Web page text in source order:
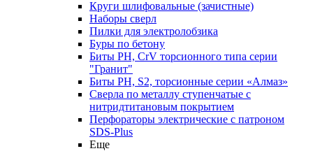
Круги шлифовальные (зачистные)
Наборы сверл
Пилки для электролобзика
Буры по бетону
Биты PH, CrV торсионного типа серии
"Гранит"
Биты PH, S2, торсионные серии «Алмаз»
Сверла по металлу ступенчатые с
нитридтитановым покрытием
Перфораторы электрические с патроном
SDS-Plus
Еще